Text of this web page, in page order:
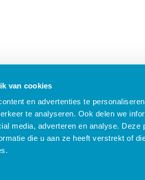
van cookies
en advertenties te
te analyseren. Ook delen we
media, adverteren en analyse. Deze
die u aan ze heeft verstrekt of